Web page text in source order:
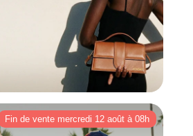
Fin de vente mercredi 12 août à 08h